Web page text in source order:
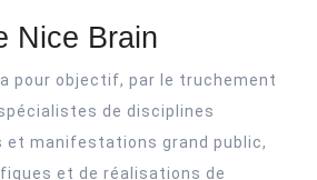
Nice Brain
pour objectif, par le truchement
de disciplines
et manifestations grand public,
et de réalisations de